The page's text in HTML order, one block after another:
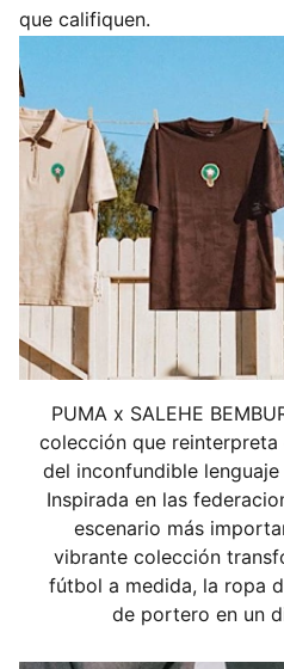
emblemáticos pavimentos
Este jersey auténtico está
ULTRAWEAVE de PUMA y
para un rendimiento de nivel
CARACTERÍSTICAS Y
CONTROL DE LA
dryCELL absorben la
ayudarte a mantenerte
Fabricado con al menos un
reciclados.
DETALLES
Corte: corte pro
Tipo de material principal:
Cuello: redondo
Mangas cortas
Paneles de malla para
ULTRAWEAVE para una
de movimiento
ThermoAdapt para regular
Detalles de marca
que califiquen.
PUMA x SALEHE
colección que
del inconfundible
Inspirada en las
escenario más
vibrante colección
fútbol a medida, la ropa
de portero en un